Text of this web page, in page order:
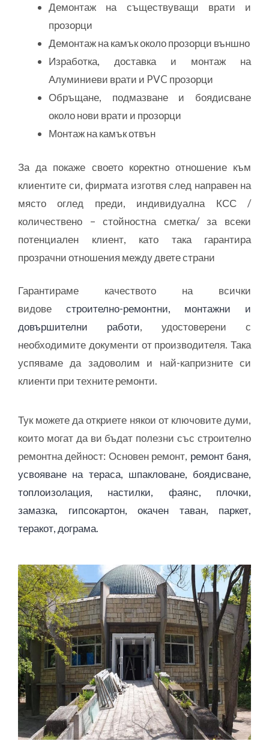
Демонтаж на съществуващи врати и
прозорци
Демонтаж на камък около прозорци външно
Изработка, доставка и монтаж на
Алуминиеви врати и PVC прозорци
Обръщане, подмазване и боядисване
около нови врати и прозорци
Монтаж на камък отвън
За да покаже своето коректно отношение към
клиентите си, фирмата изготвя след направен на
място оглед преди, индивидуална КСС /
количествено – стойностна сметка/ за всеки
потенциален клиент, като така гарантира
прозрачни отношения между двете страни
Гарантираме качеството на всички
видове строително-ремонтни, монтажни и
довършителни работи, удостоверени с
необходимите документи от производителя. Така
успяваме да задоволим и най-капризните си
клиенти при техните ремонти.
Тук можете да откриете някои от ключовите думи,
които могат да ви бъдат полезни със строително
ремонтна дейност: Основен ремонт, ремонт баня,
усвояване на тераса, шпакловане, боядисване,
топлоизолация, настилки, фаянс, плочки,
замазка, гипсокартон, окачен таван, паркет,
теракот, дограма.